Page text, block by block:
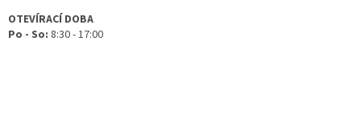
OTEVÍRACÍ DOBA
Po - So: 8:30 - 17:00